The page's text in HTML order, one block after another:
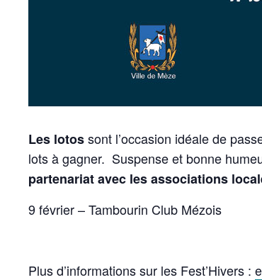
Les lotossont l’occasion idéale de
lots à gagner. Suspense et bonne
partenariat avec les associations
9 février – Tambourin Club Mézois
Plus d’informations sur les Fest’Hivers :